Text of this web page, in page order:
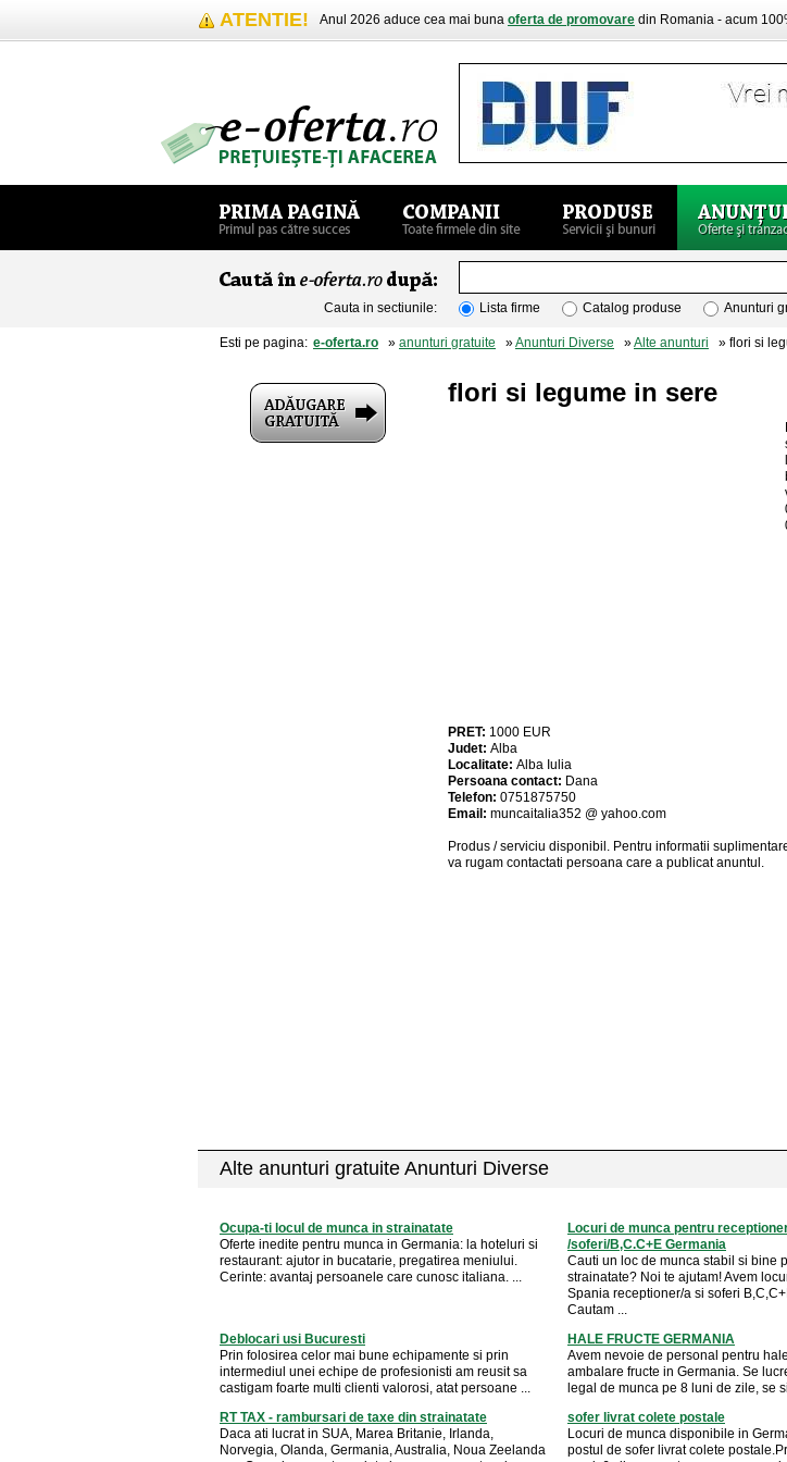
ATENTIE! Anul 2026 aduce cea mai buna oferta de promovare din Romania - acum
Cauta in sectiunile: Lista firme Catalog produse Anunturi
Esti pe pagina: e-oferta.ro » anunturi gratuite »Anunturi Diverse »Alte anunturi » flori si
flori si legume in sere
PRET: 1000 EUR
Judet: Alba
Localitate: Alba Iulia
Persoana contact: Dana
Telefon: 0751875750
Email: muncaitalia352 @ yahoo.com
Produs / serviciu disponibil . Pentru informatii
va rugam contactati persoana care a publicat anuntul.
Alte anunturi gratuite Anunturi Diverse
Ocupa-ti locul de munca in strainatate
Oferte inedite pentru munca in Germania: la hoteluri si
restaurant: ajutor in bucatarie, pregatirea meniului.
Cerinte: avantaj persoanele care cunosc italiana. ...
Locuri de munca pentru
/soferi/B,C.C+E Germania
Cauti un loc de munca stabil si bine
strainatate? Noi te ajutam! Avem
Spania receptioner/a si soferi
Cautam ...
Deblocari usi Bucuresti
Prin folosirea celor mai bune echipamente si prin
intermediul unei echipe de profesionisti am reusit sa
castigam foarte multi clienti valorosi, atat persoane ...
HALE FRUCTE GERMANIA
Avem nevoie de personal pentru
ambalare fructe in Germania. Se
legal de munca pe 8 luni de zile, se
RT TAX - rambursari de taxe din strainatate
Daca ati lucrat in SUA, Marea Britanie, Irlanda,
Norvegia, Olanda, Germania, Australia, Noua Zeelanda
sofer livrat colete postale
Locuri de munca disponibile in
postul de sofer livrat colete